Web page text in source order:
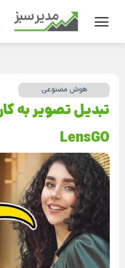
هوش مصنوعی
تبدیل تصویر به
LensGO